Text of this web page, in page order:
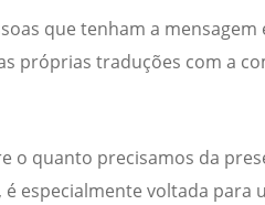
que tenham a
próprias traduções com a
o quanto precisamos da
especialmente voltada para